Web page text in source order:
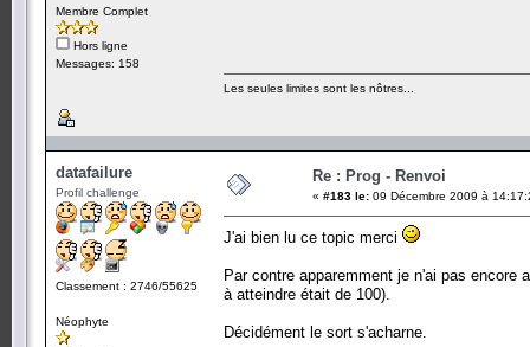
Membre Complet
Hors ligne
Messages: 158
Les seules limites sont les nôtres...
datafailure
Profil challenge
Classement : 2746/55625
Néophyte
Re : Prog - Renvoi
« #183 le: 09 Décembre 2009 à
J'ai bien lu ce topic merci
Par contre apparemment je n'ai pas
à atteindre était de 100).
Décidément le sort s'acharne.